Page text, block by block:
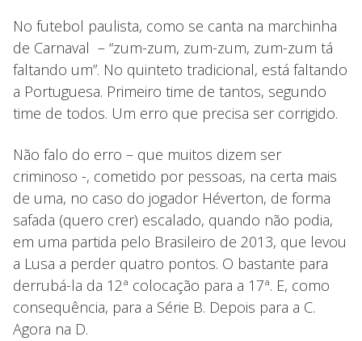
No futebol paulista, como se canta na marchinha
de Carnaval – “zum-zum, zum-zum, zum-zum tá
faltando um”. No quinteto tradicional, está faltando
a Portuguesa. Primeiro time de tantos, segundo
time de todos. Um erro que precisa ser corrigido.
Não falo do erro – que muitos dizem ser
criminoso -, cometido por pessoas, na certa mais
de uma, no caso do jogador Héverton, de forma
safada (quero crer) escalado, quando não podia,
em uma partida pelo Brasileiro de 2013, que levou
a Lusa a perder quatro pontos. O bastante para
derrubá-la da 12ª colocação para a 17ª. E, como
consequência, para a Série B. Depois para a C.
Agora na D.